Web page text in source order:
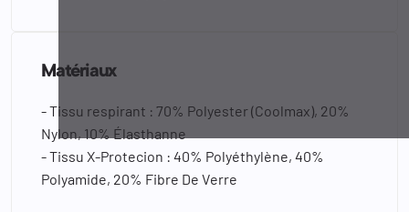
Matériaux
- Tissu respirant : 70% Polyester (Coolmax), 20%
Nylon, 10% Élasthanne
- Tissu X-Protecion : 40% Polyéthylène, 40%
Polyamide, 20% Fibre De Verre